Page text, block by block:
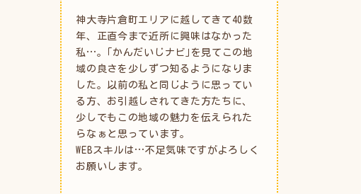
神大寺片倉町エリアに越してきて40数
年、正直今まで近所に興味はなかった
私…。｢かんだいじナビ｣を見てこの地
域の良さを少しずつ知るようになりま
した。以前の私と同じように思ってい
る方、お引越しされてきた方たちに、
少しでもこの地域の魅力を伝えられた
らなぁと思っています。
WEBスキルは…不足気味ですがよろしく
お願いします。